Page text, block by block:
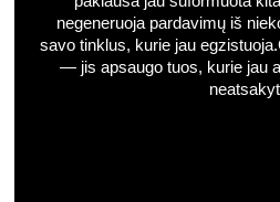
negeneruoja pardavimų iš
savo tinklus, kurie jau
— jis apsaugo tuos, kurie jau